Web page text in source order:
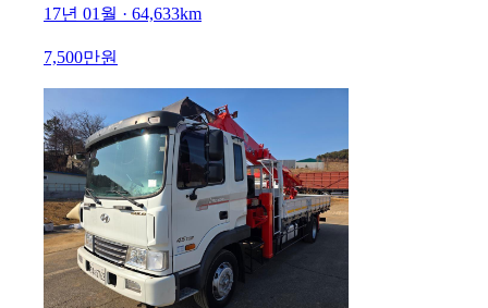
17년 01월 · 64,633km
7,500만원